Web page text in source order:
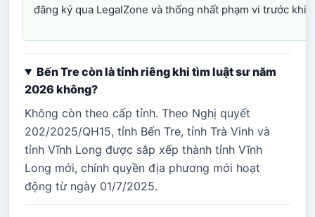
đăng ký qua LegalZone và thống nhất phạm vi trước khi
Bến Tre còn là tỉnh riêng khi tìm luật sư năm
2026 không?
Không còn theo cấp tỉnh. Theo Nghị quyết
202/2025/QH15, tỉnh Bến Tre, tỉnh Trà Vinh và
tỉnh Vĩnh Long được sắp xếp thành tỉnh Vĩnh
Long mới, chính quyền địa phương mới hoạt
động từ ngày 01/7/2025.